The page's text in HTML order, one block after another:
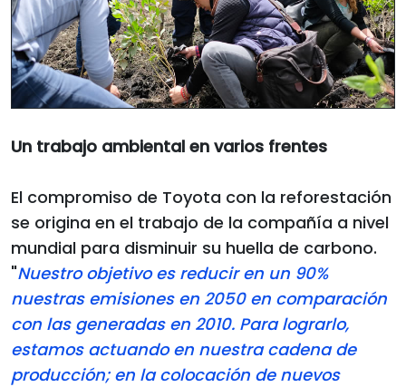
Un trabajo ambiental en varios frentes
El compromiso de Toyota con la reforestación
se origina en el trabajo de la compañía a nivel
mundial para disminuir su huella de carbono.
"Nuestro objetivo es reducir en un 90%
nuestras emisiones en 2050 en comparación
con las generadas en 2010. Para lograrlo,
estamos actuando en nuestra cadena de
producción; en la colocación de nuevos